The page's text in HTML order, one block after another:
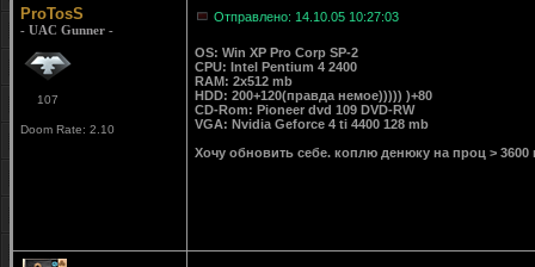
ProTosS
- UAC Gunner -
107
Doom Rate: 2.10
Отправлено: 14.10.05 10:27:03
OS: Win XP Pro Corp SP-2
CPU: Intel Pentium 4 2400
RAM: 2х512 mb
HDD: 200+120(правда немое))))) )+80
CD-Rom: Pioneer dvd 109 DVD-RW
VGA: Nvidia Geforce 4 ti 4400 128 mb
Хочу обновить себе. коплю денюку на проц > 3600